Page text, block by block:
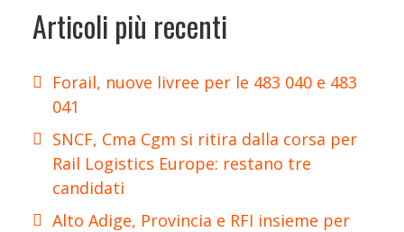
Articoli più recenti
Forail, nuove livree per le 483 040 e 483
041
SNCF, Cma Cgm si ritira dalla corsa per
Rail Logistics Europe: restano tre
candidati
Alto Adige, Provincia e RFI insieme per